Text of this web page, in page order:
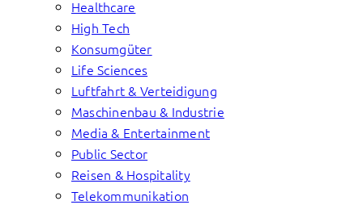
Healthcare
High Tech
Konsumgüter
Life Sciences
Luftfahrt & Verteidigung
Maschinenbau & Industrie
Media & Entertainment
Public Sector
Reisen & Hospitality
Telekommunikation